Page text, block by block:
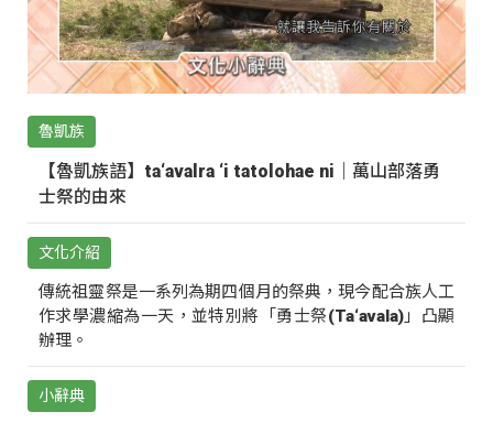
魯凱族
【魯凱族語】ta‘avalra ‘i tatolohae ni｜萬山部落勇
士祭的由來
文化介紹
傳統祖靈祭是一系列為期四個月的祭典，現今配合族人工
作求學濃縮為一天，並特別將「勇士祭(Ta‘avala)」凸顯
辦理。
小辭典